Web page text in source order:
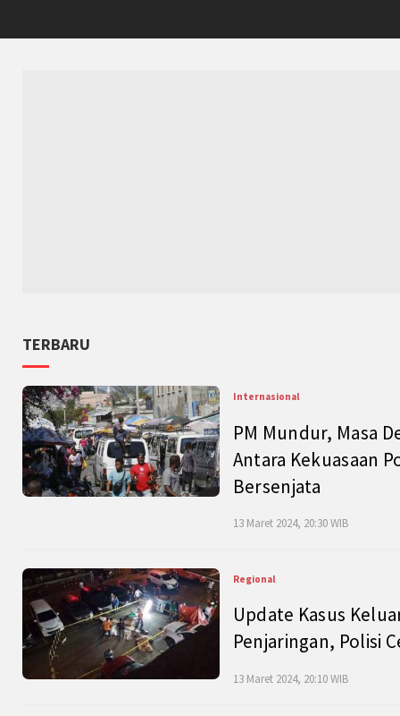
TERBARU
Internasional
PM Mundur, Masa
Antara Kekuasaan
Bersenjata
13 Maret 2024, 20:30 WIB
Regional
Update Kasus
Penjaringan, Polisi
13 Maret 2024, 20:10 WIB